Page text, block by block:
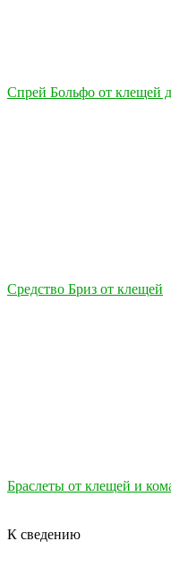
Спрей Больфо от клещей
Средство Бриз от клещей
Браслеты от клещей и
К сведению